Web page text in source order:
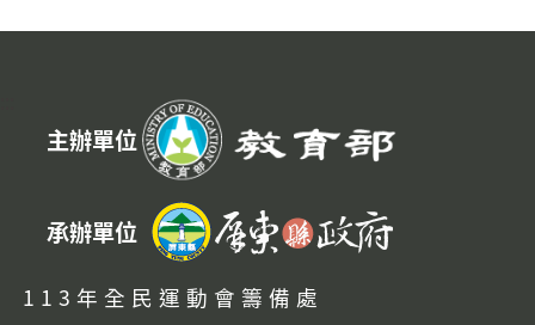
主辦單位
承辦單位
113年全民運動會籌備處